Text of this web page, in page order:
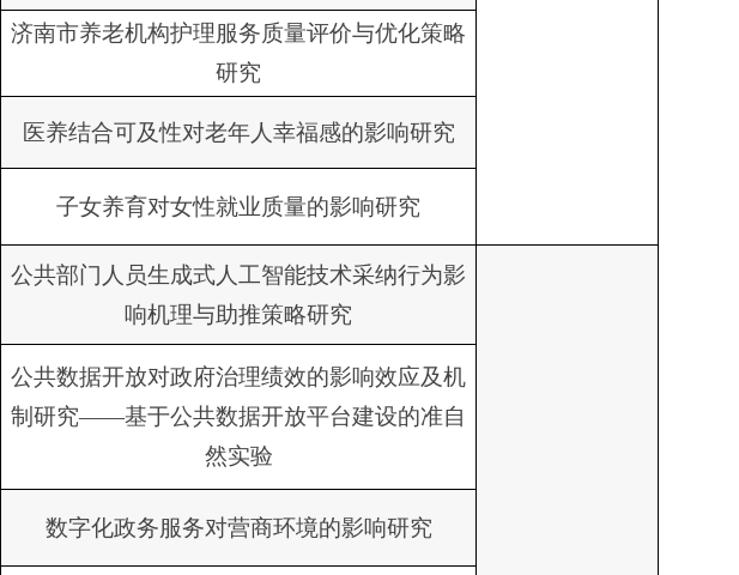
济南市养老机构护理服务质量评价与优化策略
研究
医养结合可及性对老年人幸福感的影响研究
子女养育对女性就业质量的影响研究
公共部门人员生成式人工智能技术采纳行为影
响机理与助推策略研究
公共数据开放对政府治理绩效的影响效应及机
制研究——基于公共数据开放平台建设的准自
然实验
数字化政务服务对营商环境的影响研究